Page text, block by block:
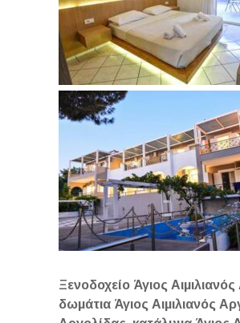
Ξενοδοχείο Άγιος
δωμάτια Άγιος Αιμιλιανός